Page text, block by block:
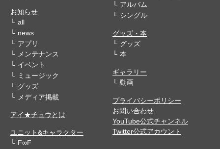
お知らせ
all
news
アプリ
メンテナンス
イベント
ミュージック
グッズ
メディア掲載
アイ★チュウとは
ユニット&キャラクター
F∞F
アルバム
シングル
グッズ・本
グッズ
本
ギャラリー
動画
プライバシーポリシー
お問い合わせ
YouTube公式チャンネル
Twitter公式アカウント